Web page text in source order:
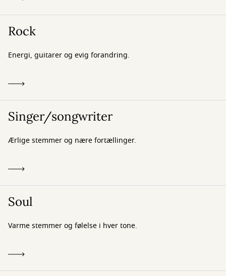
Rock
Energi, guitarer og evig forandring.
Singer/songwriter
Ærlige stemmer og nære fortællinger.
Soul
Varme stemmer og følelse i hver tone.